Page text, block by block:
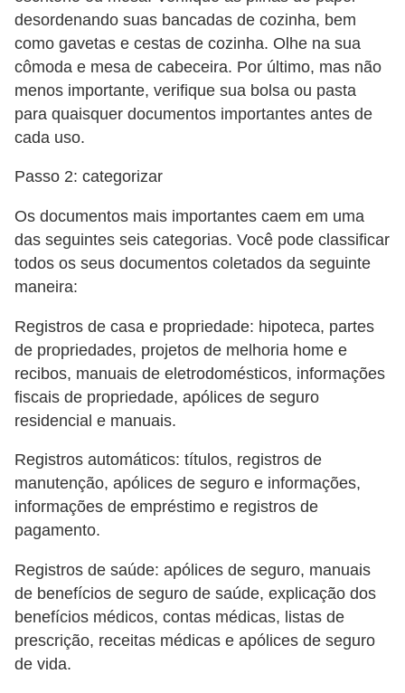
desordenando suas bancadas de cozinha, bem
como gavetas e cestas de cozinha. Olhe na sua
cômoda e mesa de cabeceira. Por último, mas não
menos importante, verifique sua bolsa ou pasta
para quaisquer documentos importantes antes de
cada uso.
Passo 2: categorizar
Os documentos mais importantes caem em uma
das seguintes seis categorias. Você pode classificar
todos os seus documentos coletados da seguinte
maneira:
Registros de casa e propriedade: hipoteca, partes
de propriedades, projetos de melhoria home e
recibos, manuais de eletrodomésticos, informações
fiscais de propriedade, apólices de seguro
residencial e manuais.
Registros automáticos: títulos, registros de
manutenção, apólices de seguro e informações,
informações de empréstimo e registros de
pagamento.
Registros de saúde: apólices de seguro, manuais
de benefícios de seguro de saúde, explicação dos
benefícios médicos, contas médicas, listas de
prescrição, receitas médicas e apólices de seguro
de vida.